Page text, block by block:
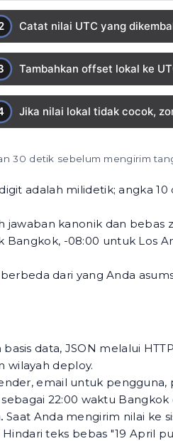
30 detik sebelum mengirim
adalah milidetik; angka
jawaban kanonik dan bebas
-08:00 untuk Los
dari yang Anda
data, JSON melalui
wilayah deploy.
email untuk pengguna,
22:00 waktu
Saat Anda mengirim nilai ke
teks bebas "19 April